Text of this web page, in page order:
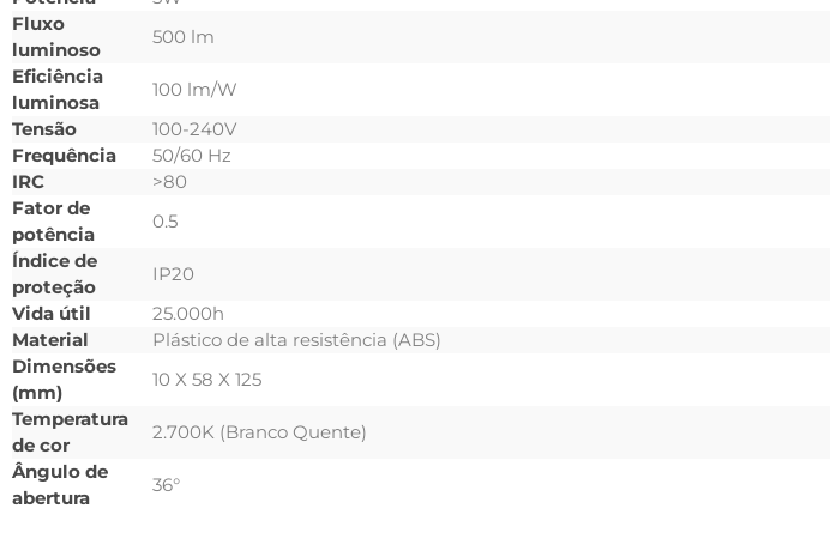
Fluxo
luminoso
500 lm
Eficiência
luminosa
100 lm/W
Tensão
100-240V
Frequência
50/60 Hz
IRC
>80
Fator de
potência
0.5
Índice de
proteção
IP20
Vida útil
25.000h
Material
Plástico de alta resistência (ABS)
Dimensões
(mm)
10 X 58 X 125
Temperatura
de cor
2.700K (Branco Quente)
Ângulo de
abertura
36°